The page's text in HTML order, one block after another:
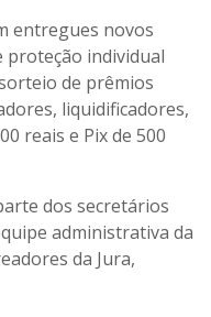
entregues novos
proteção individual
de prêmios
liquidificadores,
reais e Pix de 500
dos secretários
administrativa da
da Jura,